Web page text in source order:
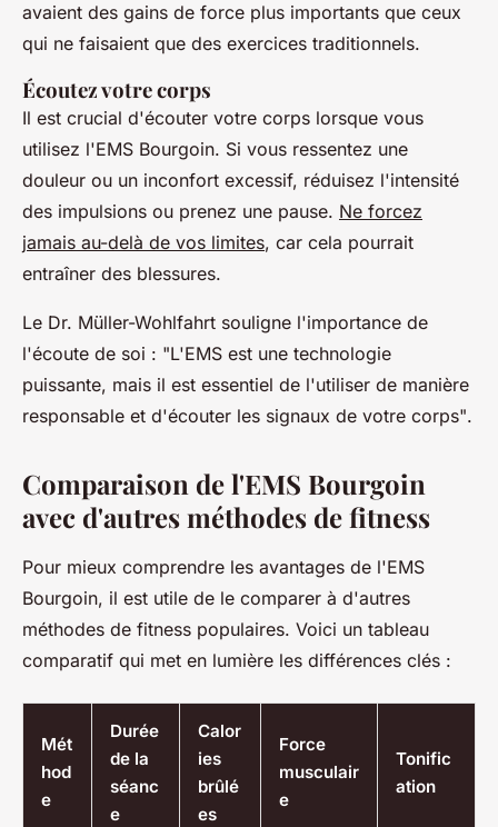
avaient des gains de force plus importants que ceux
qui ne faisaient que des exercices traditionnels.
Écoutez votre corps
Il est crucial d'écouter votre corps lorsque vous
utilisez l'EMS Bourgoin. Si vous ressentez une
douleur ou un inconfort excessif, réduisez l'intensité
des impulsions ou prenez une pause. Ne forcez
jamais au-delà de vos limites, car cela pourrait
entraîner des blessures.
Le Dr. Müller-Wohlfahrt souligne l'importance de
l'écoute de soi : "L'EMS est une technologie
puissante, mais il est essentiel de l'utiliser de manière
responsable et d'écouter les signaux de votre corps".
Comparaison de l'EMS Bourgoin
avec d'autres méthodes de fitness
Pour mieux comprendre les avantages de l'EMS
Bourgoin, il est utile de le comparer à d'autres
méthodes de fitness populaires. Voici un tableau
comparatif qui met en lumière les différences clés :
Mét
hod
e
Durée
de la
séanc
e
Calor
ies
brûlé
es
Force
musculair
e
Tonific
ation